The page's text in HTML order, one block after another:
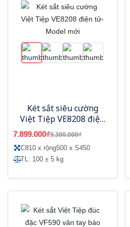
Két sắt siêu cường
Việt Tiệp VE8208 điện
tử- Model mới
7.899.000₫9.300.000₫
C810 x rộng500 x S450
TL: 100 ± 5 kg